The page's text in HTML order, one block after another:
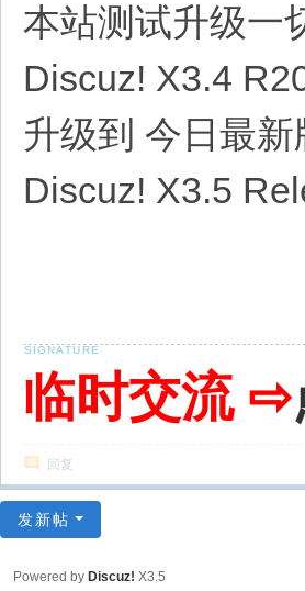
本站测试升级一
Discuz! X3.4
升级到 今日最新
Discuz! X3.5
临时交流 ⇨
回复
发新帖
Powered by Discuz! X3.5